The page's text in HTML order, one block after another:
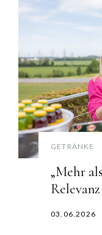
GETRÄNKE
„Mehr
03.06.2026